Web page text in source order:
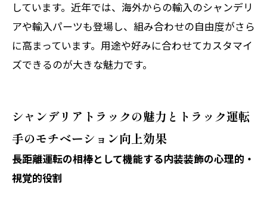
しています。近年では、海外からの輸入のシャンデリ
アや輸入パーツも登場し、組み合わせの自由度がさら
に高まっています。用途や好みに合わせてカスタマイ
ズできるのが大きな魅力です。
シャンデリアトラックの魅力とトラック運転
手のモチベーション向上効果
長距離運転の相棒として機能する内装装飾の心理的・
視覚的役割